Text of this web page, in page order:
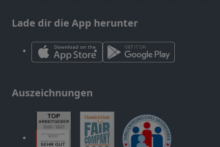
Lade dir die App herunter
Auszeichnungen